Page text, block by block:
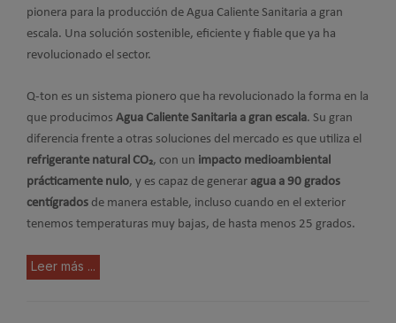
pionera para la producción de Agua Caliente Sanitaria a gran
escala. Una solución sostenible, eficiente y fiable que ya ha
revolucionado el sector.
Q-ton es un sistema pionero que ha revolucionado la forma en la
que producimos Agua Caliente Sanitaria a gran escala. Su gran
diferencia frente a otras soluciones del mercado es que utiliza el
refrigerante natural CO₂, con un impacto medioambiental
prácticamente nulo, y es capaz de generar agua a 90 grados
centígrados de manera estable, incluso cuando en el exterior
tenemos temperaturas muy bajas, de hasta menos 25 grados.
Leer más ...